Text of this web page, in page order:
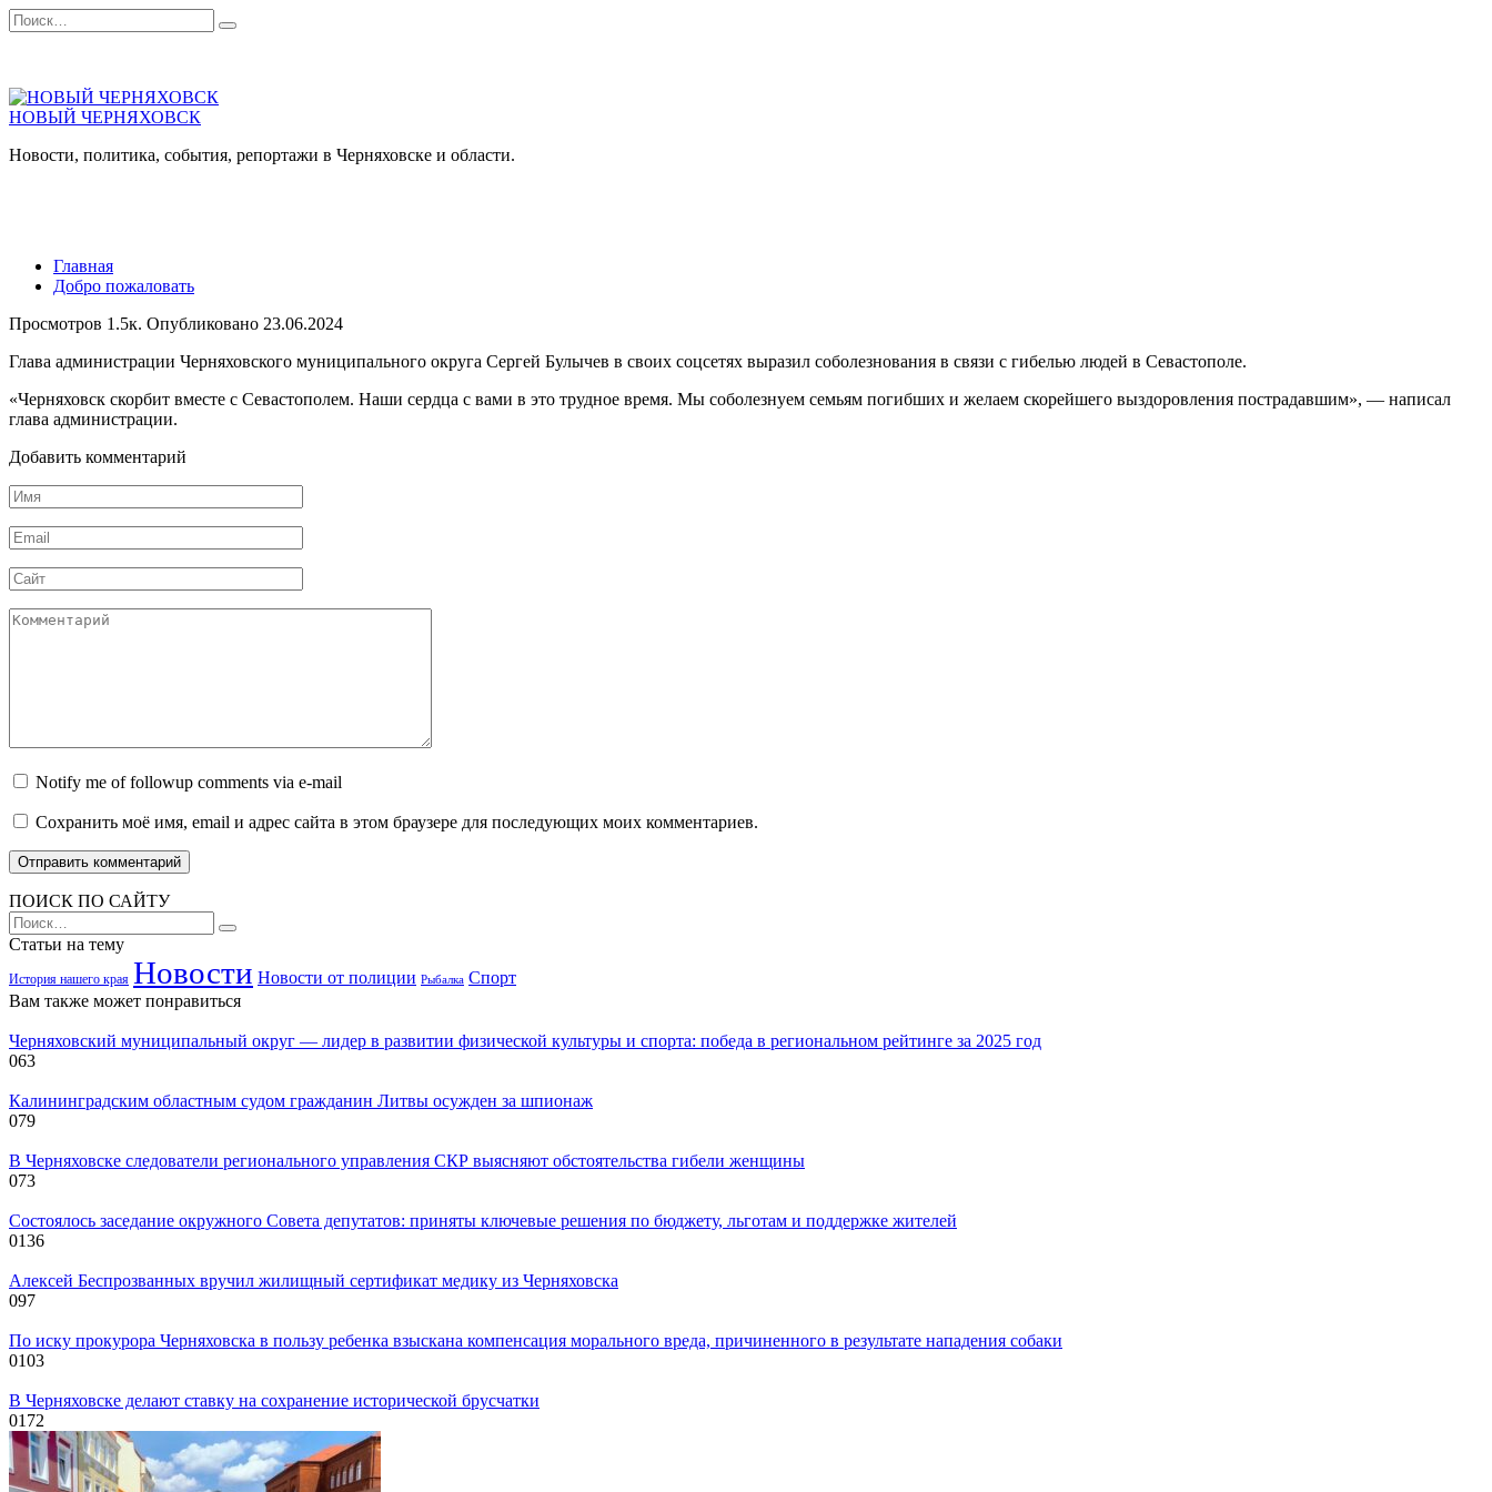
Перейти
к
Search
for:
НОВЫЙ ЧЕРНЯХОВСК
Новости, политика, события, репортажи в Черняховске и области.
Главная
Добро пожаловать
Просмотров 1.5к. Опубликовано 23.06.2024
Глава администрации Черняховского муниципального округа Сергей Булычев в своих соцсетях выразил соболезнования в связи с гибелью людей в Севастополе.
«Черняховск скорбит вместе с Севастополем. Наши сердца с вами в это трудное время. Мы соболезнуем семьям погибших и желаем скорейшего выздоровления пострадавшим», — написал
глава администрации.
Добавить комментарий
Имя
Email
Сайт
Комментарий
Notify me of followup comments via e-mail
Сохранить моё имя, email и адрес сайта в этом браузере для последующих моих комментариев.
ПОИСК ПО САЙТУ
Search
for:
Статьи на тему
История нашего края Новости Новости от полиции Рыбалка Спорт
Вам также может понравиться
Черняховский муниципальный округ — лидер в развитии физической культуры и спорта: победа в региональном рейтинге за 2025 год
063
Калининградским областным судом гражданин Литвы осужден за шпионаж
079
В Черняховске следователи регионального управления СКР выясняют обстоятельства гибели женщины
073
Состоялось заседание окружного Совета депутатов: приняты ключевые решения по бюджету, льготам и поддержке жителей
0136
Алексей Беспрозванных вручил жилищный сертификат медику из Черняховска
097
По иску прокурора Черняховска в пользу ребенка взыскана компенсация морального вреда, причиненного в результате нападения собаки
0103
В Черняховске делают ставку на сохранение исторической брусчатки
0172